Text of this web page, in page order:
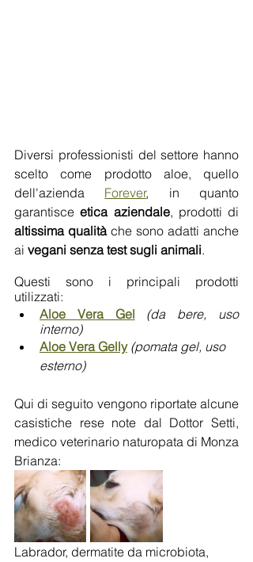
Diversi professionisti del settore hanno
scelto come prodotto aloe, quello
dell'azienda Forever, in quanto
garantisce etica aziendale
altissima qualità che sono adatti anche
ai vegani senza test sugli animali.
Questi sono i principali prodotti
utilizzati:
Aloe Vera Gel
(da bere, uso
interno)
Aloe Vera Gelly (pomata gel, uso
esterno)
Qui di seguito vengono riportate alcune
casistiche rese note dal Dottor Setti,
medico veterinario naturopata di Monza
Brianza:
Labrador, dermatite da microbiota,